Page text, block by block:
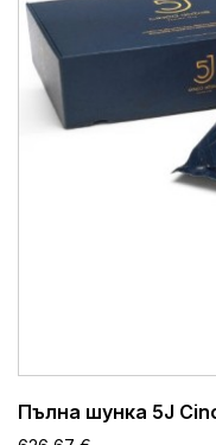
Пълна шунка 5J